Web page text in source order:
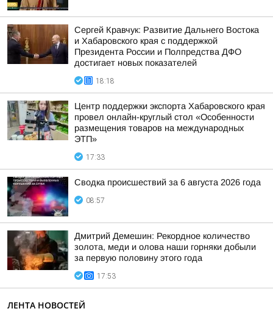
Сергей Кравчук: Развитие Дальнего Востока
и Хабаровского края с поддержкой
Президента России и Полпредства ДФО
достигает новых показателей
18:18
Центр поддержки экспорта Хабаровского края
провел онлайн-круглый стол «Особенности
размещения товаров на международных
ЭТП»
17:33
Сводка происшествий за 6 августа 2026 года
08:57
Дмитрий Демешин: Рекордное количество
золота, меди и олова наши горняки добыли
за первую половину этого года
17:53
ЛЕНТА НОВОСТЕЙ